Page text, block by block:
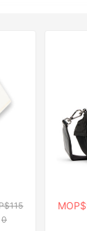
0
！入手明星同款